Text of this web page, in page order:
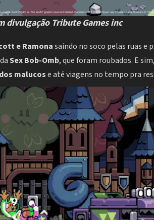
divulgação Tribute Games inc
e Ramonasaindo no soco pelas ruas e
Sex Bob-Omb, que foram roubados. E
malucose até viagens no tempo pra